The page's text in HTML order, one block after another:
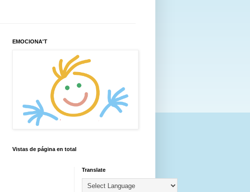
EMOCIONA'T
Vistas de página en total
Translate